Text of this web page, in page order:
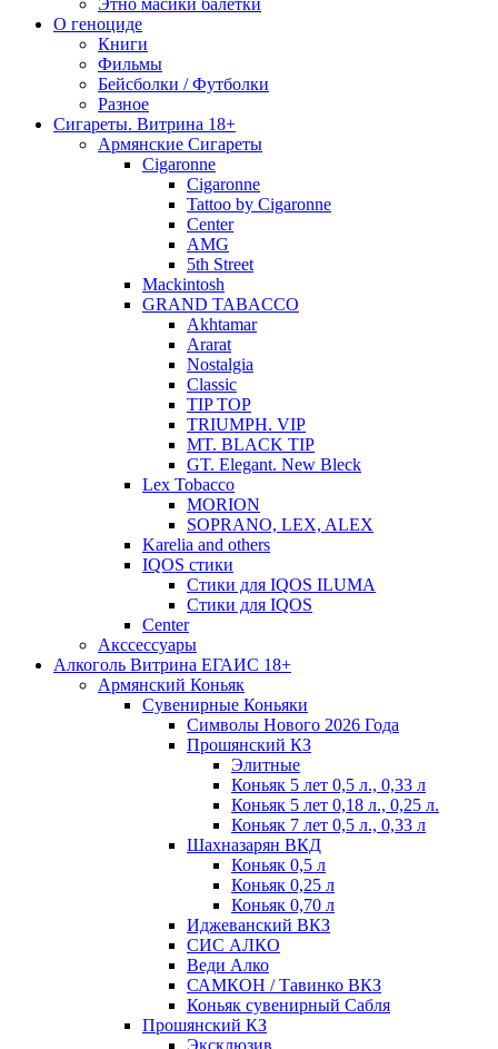
Этно масики балетки
О геноциде
Книги
Фильмы
Бейсболки / Футболки
Разное
Сигареты. Витрина 18+
Армянские Сигареты
Cigaronne
Cigaronne
Tattoo by Cigaronne
Center
AMG
5th Street
Mackintosh
GRAND TABACCO
Akhtamar
Ararat
Nostalgia
Classic
TIP TOP
TRIUMPH. VIP
MT. BLACK TIP
GT. Elegant. New Bleck
Lex Tobacco
MORION
SOPRANO, LEX, ALEX
Karelia and others
IQOS стики
Стики для IQOS ILUMA
Стики для IQOS
Сenter
Акссессуары
Алкоголь Витрина ЕГАИС 18+
Армянский Коньяк
Сувенирные Коньяки
Символы Нового 2026 Года
Прошянский КЗ
Элитные
Коньяк 5 лет 0,5 л., 0,33 л
Коньяк 5 лет 0,18 л., 0,25 л.
Коньяк 7 лет 0,5 л., 0,33 л
Шахназарян ВКД
Коньяк 0,5 л
Коньяк 0,25 л
Коньяк 0,70 л
Иджеванский ВКЗ
СИС АЛКО
Веди Алко
САМКОН / Тавинко ВКЗ
Коньяк сувенирный Сабля
Прошянский КЗ
Эксклюзив